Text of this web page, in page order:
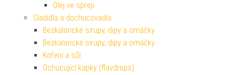
Olej ve spreji
Sladidla a dochucovadla
Bezkalorické sirupy, dipy a omáčky
Bezkalorické sirupy, dipy a omáčky
Koření a sůl
Ochucující kapky (flavdrops)